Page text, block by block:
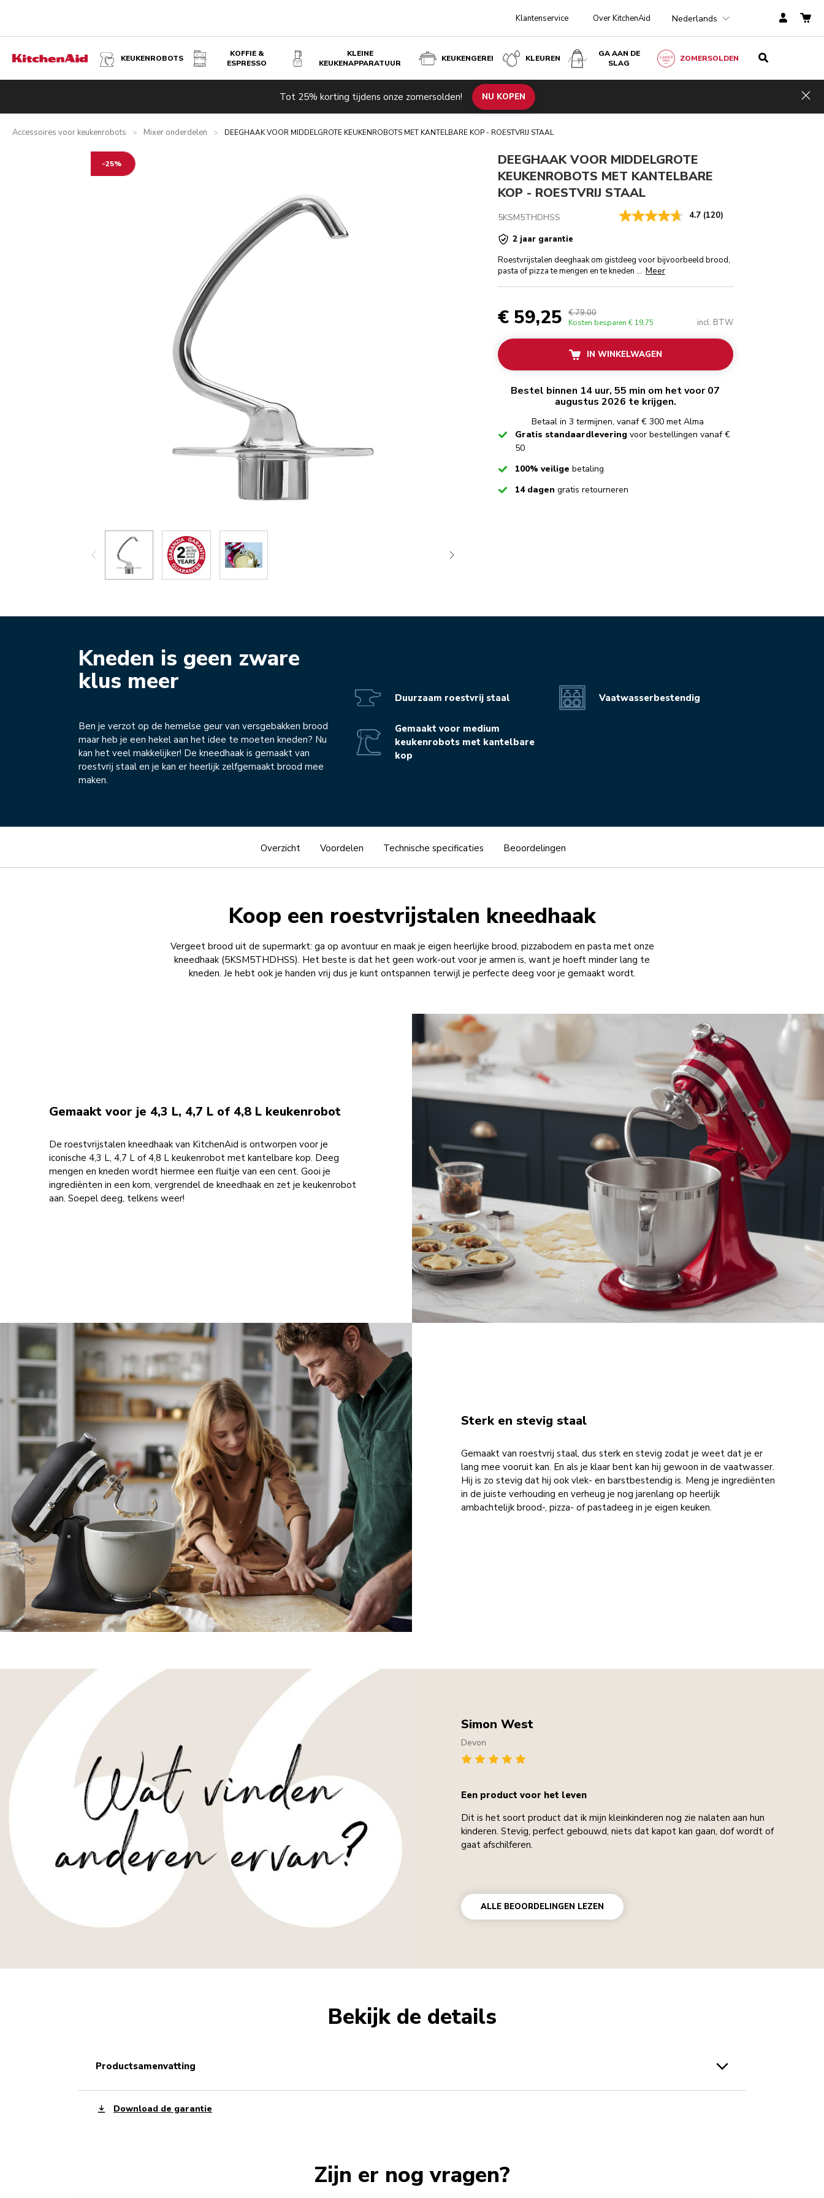
Klantenservice Over KitchenAid Nederlands
KEUKENROBOTS
KOFFIE &
ESPRESSO
KLEINE
KEUKENAPPARATUUR
KEUKENGEREI KLEUREN
GA AAN DE
SLAG
ZOMERSOLDEN
Tot 25% korting tijdens onze zomersolden! NU KOPEN
Accessoires voor keukenrobots > Mixer onderdelen > DEEGHAAK VOOR MIDDELGROTE KEUKENROBOTS MET KANTELBARE KOP - ROESTVRIJ STAAL
Beoordelingen
€ 79,00
-25%
DEEGHAAK VOOR MIDDELGROTE
KEUKENROBOTS MET KANTELBARE
KOP - ROESTVRIJ STAAL
5KSM5THDHSS 4.7 (120)
2 jaar garantie
Roestvrijstalen deeghaak om gistdeeg voor bijvoorbeeld brood,
pasta of pizza te mengen en te kneden ... Meer
€ 59,25 € 79,00
Kosten besparen € 19,75 incl. BTW
IN WINKELWAGEN
Bestel binnen 14 uur, 55 min om het voor 07
augustus 2026 te krijgen.
Betaal in 3 termijnen, vanaf € 300 met Alma
CheckedGratis standaardlevering voor bestellingen vanaf €
50
Checked100% veilige betaling
Checked14 dagen gratis retourneren
Kneden is geen zware
klus meer
Ben je verzot op de hemelse geur van versgebakken brood
maar heb je een hekel aan het idee te moeten kneden? Nu
kan het veel makkelijker! De kneedhaak is gemaakt van
roestvrij staal en je kan er heerlijk zelfgemaakt brood mee
maken.
Duurzaam roestvrij staal
Gemaakt voor medium
keukenrobots met kantelbare
kop
Vaatwasserbestendig
Overzicht Voordelen Technische specificaties Beoordelingen
Koop een roestvrijstalen kneedhaak
Vergeet brood uit de supermarkt: ga op avontuur en maak je eigen heerlijke brood, pizzabodem en pasta met onze
kneedhaak (5KSM5THDHSS). Het beste is dat het geen work-out voor je armen is, want je hoeft minder lang te
kneden. Je hebt ook je handen vrij dus je kunt ontspannen terwijl je perfecte deeg voor je gemaakt wordt.
Gemaakt voor je 4,3 L, 4,7 L of 4,8 L keukenrobot
De roestvrijstalen kneedhaak van KitchenAid is ontworpen voor je
iconische 4,3 L, 4,7 L of 4,8 L keukenrobot met kantelbare kop. Deeg
mengen en kneden wordt hiermee een fluitje van een cent. Gooi je
ingrediënten in een kom, vergrendel de kneedhaak en zet je keukenrobot
aan. Soepel deeg, telkens weer!
Sterk en stevig staal
Gemaakt van roestvrij staal, dus sterk en stevig zodat je weet dat je er
lang mee vooruit kan. En als je klaar bent kan hij gewoon in de vaatwasser.
Hij is zo stevig dat hij ook vlek- en barstbestendig is. Meng je ingrediënten
in de juiste verhouding en verheug je nog jarenlang op heerlijk
ambachtelijk brood-, pizza- of pastadeeg in je eigen keuken.
Simon West
Devon
Een product voor het leven
Dit is het soort product dat ik mijn kleinkinderen nog zie nalaten aan hun
kinderen. Stevig, perfect gebouwd, niets dat kapot kan gaan, dof wordt of
gaat afschilferen.
ALLE BEOORDELINGEN LEZEN
Bekijk de details
productsamenvatting
Download de garantie
Zijn er nog vragen?